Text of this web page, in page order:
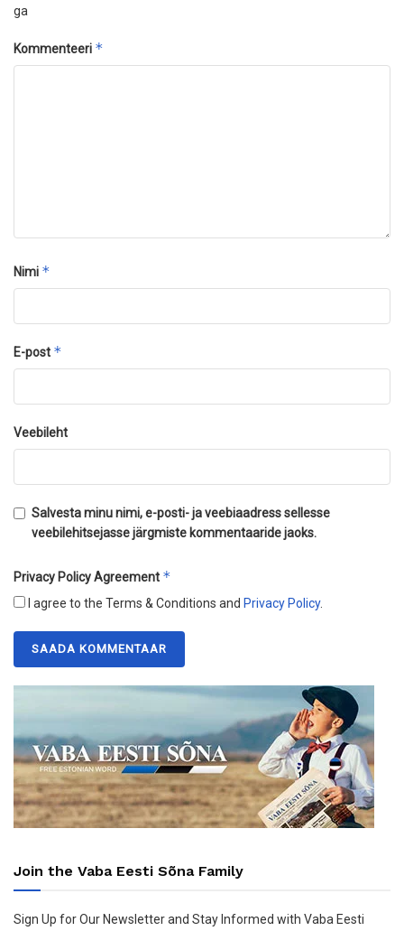
ga
Kommenteeri *
Nimi *
E-post *
Veebileht
Salvesta minu nimi, e-posti- ja veebiaadress sellesse
veebilehitsejasse järgmiste kommentaaride jaoks.
Privacy Policy Agreement *
I agree to the Terms & Conditions and Privacy Policy.
Join the Vaba Eesti Sõna Family
Sign Up for Our Newsletter and Stay Informed with Vaba Eesti